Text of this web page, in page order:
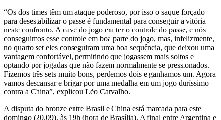
“Os dos times têm um ataque poderoso, por isso o saque forçado
para desestabilizar o passe é fundamental para conseguir a vitória
neste confronto. A cave do jogo era ter o controle do passe, e nós
conseguimos esse controle em boa parte do jogo, mas, infelizmente,
no quarto set eles conseguiram uma boa sequência, que deixou uma
vantagem confortável, permitindo que jogassem mais soltos e
optando por jogadas que não fazem normalmente se pressionados.
Fizemos três sets muito bons, perdemos dois e ganhamos um. Agora
vamos descansar e brigar por uma medalha em um jogo duríssimo
contra a China”, explicou Léo Carvalho.
A disputa do bronze entre Brasil e China está marcada para este
domingo (20.09), às 19h (hora de Brasília). A final entre Argentina e